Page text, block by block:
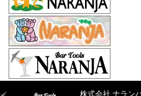
株式会社 ナラン